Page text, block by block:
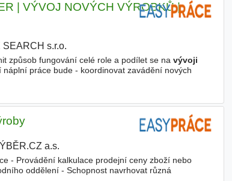
| VÝVOJ NOVÝCH VÝROBKŮ |
s.r.o.
způsob fungování celé role a podílet se na vývoji
práce bude - koordinovat zavádění nových
a.s.
- Provádění kalkulace prodejní ceny zboží nebo
oddělení - Schopnost navrhovat různá